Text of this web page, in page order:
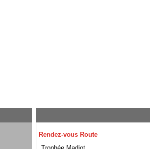
Rendez-vous Route